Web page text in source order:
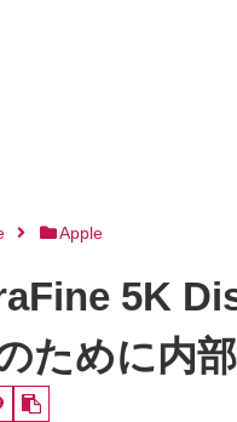
Apple
5K
ために内